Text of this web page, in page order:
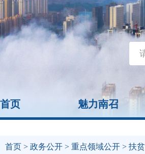
首页 魅力南召
首页 > 政务公开 > 重点领域公开 > 扶贫